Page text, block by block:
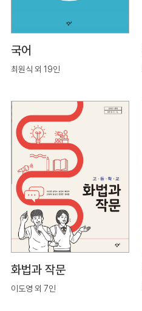
국어
최원식 외 19인
화법과 작문
이도영 외 7인